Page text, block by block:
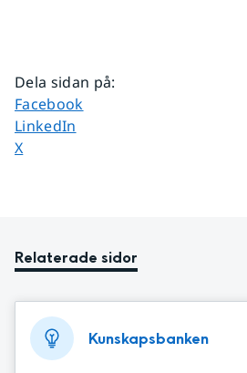
Dela sidan på:
Dela sidan på
Facebook
Dela sidan på
LinkedIn
Dela sidan på
X
Relaterade sidor
Kunskapsbanken